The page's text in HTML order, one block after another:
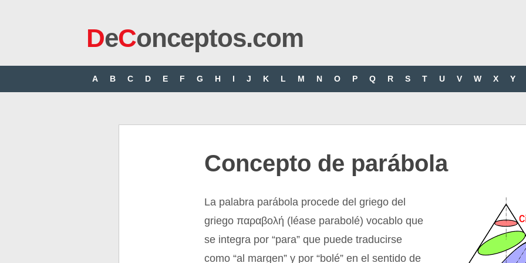
DeConceptos.com
A B C D E F G H I J K L M N O P Q R S T U V W X Y
Concepto de parábola
La palabra parábola procede del griego del
griego παραβολή (léase parabolé) vocablo que
se integra por “para” que puede traducirse
como “al margen” y por “bolé” en el sentido de